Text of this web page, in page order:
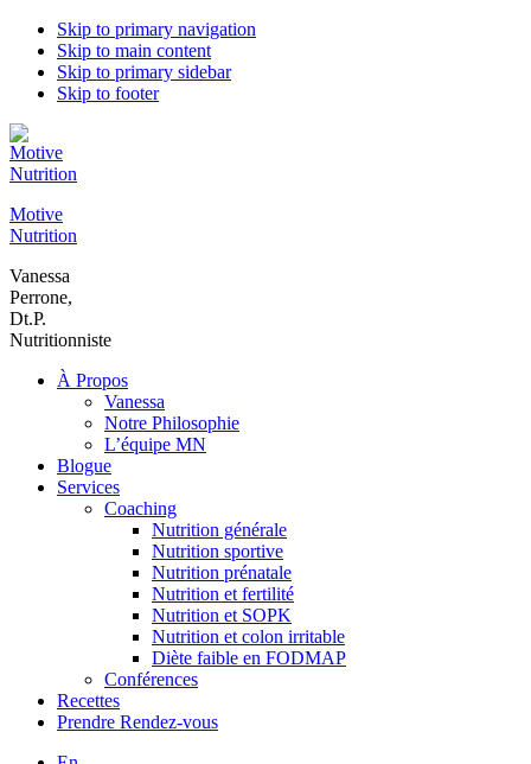
Skip to primary navigation
Skip to main content
Skip to primary sidebar
Skip to footer
Motive
Nutrition
Vanessa
Perrone,
Dt.P.
Nutritionniste
À Propos
Vanessa
Notre Philosophie
L’équipe MN
Blogue
Services
Coaching
Nutrition générale
Nutrition sportive
Nutrition prénatale
Nutrition et fertilité
Nutrition et SOPK
Nutrition et colon irritable
Diète faible en FODMAP
Conférences
Recettes
Prendre Rendez-vous